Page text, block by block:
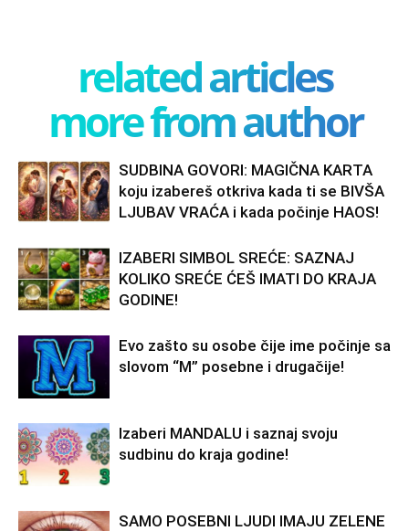
related articles
more from author
SUDBINA GOVORI: MAGIČNA KARTA
koju izabereš otkriva kada ti se BIVŠA
LJUBAV VRAĆA i kada počinje HAOS!
IZABERI SIMBOL SREĆE: SAZNAJ
KOLIKO SREĆE ĆEŠ IMATI DO KRAJA
GODINE!
Evo zašto su osobe čije ime počinje sa
slovom “M” posebne i drugačije!
Izaberi MANDALU i saznaj svoju
sudbinu do kraja godine!
SAMO POSEBNI LJUDI IMAJU ZELENE